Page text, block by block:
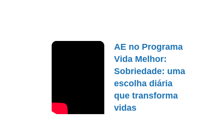
AE no Programa
Vida Melhor:
Sobriedade: uma
escolha diária
que transforma
vidas